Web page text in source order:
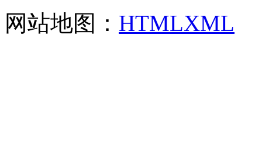
网站地图： HTMLXML